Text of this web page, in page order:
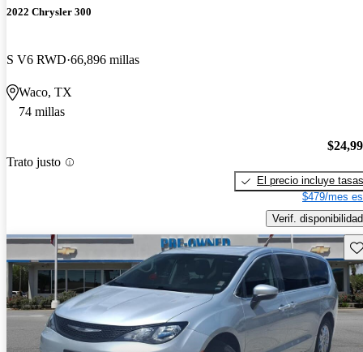
2022 Chrysler 300
S V6 RWD 66,896 millas
Waco, TX
74 millas
Trato justo
El precio incluye tasas
$479/mes
Verif. disponibilidad